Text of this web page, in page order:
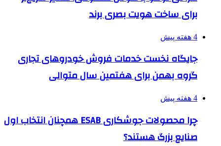
برای ساخت هویت بصری برند
4 هفته پیش
جایگاه نخست خدمات فروش خودروهای تجاری
گروه بهمن برای هفتمین سال متوالی
4 هفته پیش
چرا محصولات جوشکاری ESAB همچنان انتخاب اول
صنایع بزرگ هستند؟